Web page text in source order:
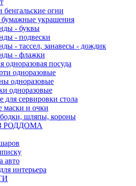
огни
украшения
- буквы
- подвески
- тассел, занавесы - дождик
- флажки
одноразовая посуда
одноразовые
одноразовые
одноразовые
для сервировки стола
маски и очки
шляпы, короны
РОДДОМА
авто
интерьера